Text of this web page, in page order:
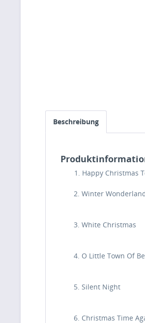
Beschreibung
1. Happy Christmas
2. Winter
3. White Christmas
4. O Little Town Of
5. Silent Night
6. Christmas Time